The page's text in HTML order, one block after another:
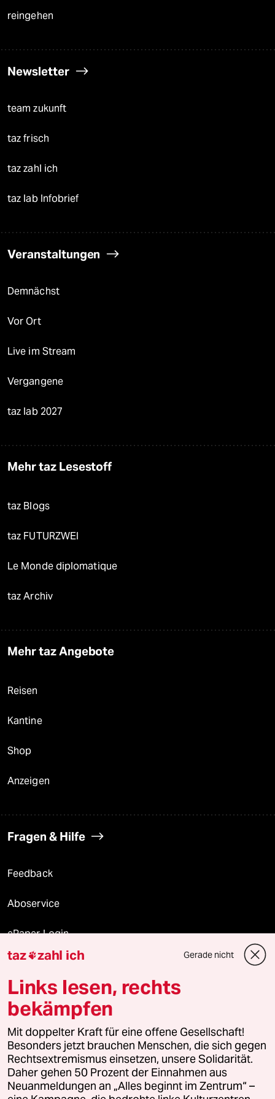
reingehen
Newsletter
team zukunft
taz frisch
taz zahl ich
taz lab Infobrief
Veranstaltungen
Demnächst
Vor Ort
Live im Stream
Vergangene
taz lab 2027
Mehr taz Lesestoff
taz Blogs
taz FUTURZWEI
Le Monde diplomatique
taz Archiv
Mehr taz Angebote
Reisen
Kantine
Shop
Anzeigen
Fragen & Hilfe
Feedback
Aboservice
ePaper Login
Downloads für Abonnierende
© 2026 taz Verlags und Vertriebs GmbH
Alle Rechte vorbehalten. Bei rechtlichen Fragen oder für Genehmigungen
wenden Sie sich bitte an
lizenzen@taz.de
Feedback Redaktionsstatut Kommune-Richtlinien
taz zahl ich Gerade nicht
Links lesen, rechts
bekämpfen
Mit doppelter Kraft für eine offene Gesellschaft!
Besonders jetzt brauchen Menschen, die sich gegen
Rechtsextremismus einsetzen, unsere Solidarität.
Daher gehen 50 Prozent der Einnahmen aus
Neuanmeldungen an „Alles beginnt im Zentrum“ –